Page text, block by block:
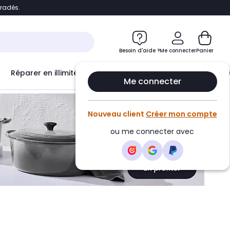
Besoin d'aide ?Me connecter
Me connecter
Nouveau client Créer mon compte
ou me connecter avec
Panier
Réparer en illimité avec Le Club Infinity